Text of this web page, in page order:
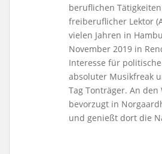
beruflichen
freiberuflicher Lektor
vielen Jahren in
November 2019 in
Interesse für
absoluter Musikfreak
Tag Tonträger. An
bevorzugt in
und genießt dort die